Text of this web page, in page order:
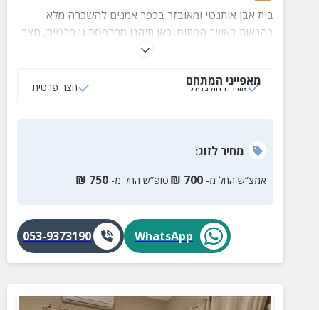
בית אבן אותנטי ומאובזר בכפר אמנים להשכרה מלא
בהנאות באוויר הפתוח. כאן תיהנו ממרפסת גן פרטית, חצר
עם צמחיה שופעת ונופים מרהיבים לים התיכון.
מאפייני המתחם
אווירה הולנדית חצר פרטית
מחירלזוג:
אמצ”ש החל מ- 700
₪ סופ”ש החל מ- 750
₪
WhatsApp
053-9373190